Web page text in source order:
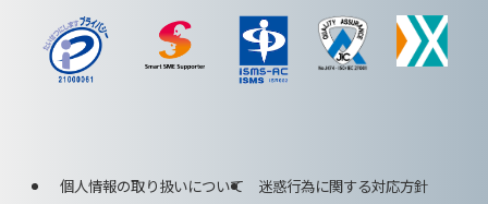
個人情報の取り扱いについて
迷惑行為に関する対応方針